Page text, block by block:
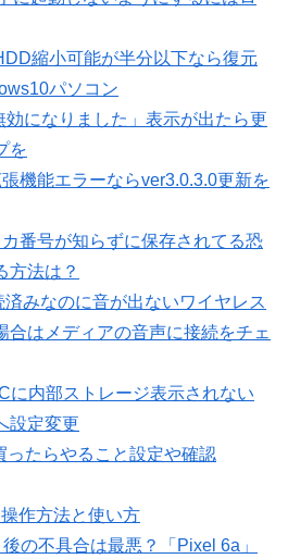
縮小可能が半分以下なら復元
パソコン
効になりました」表示が出たら更
を
機能エラーならver3.0.3.0更新を
番号が知らずに保存されてる恐
方法は？
みなのに音が出ないワイヤレス
合はメディアの音声に接続をチェ
に内部ストレージ表示されない
設定変更
ったらやること設定や確認
作方法と使い方
の不具合は最悪？「Pixel 6a」